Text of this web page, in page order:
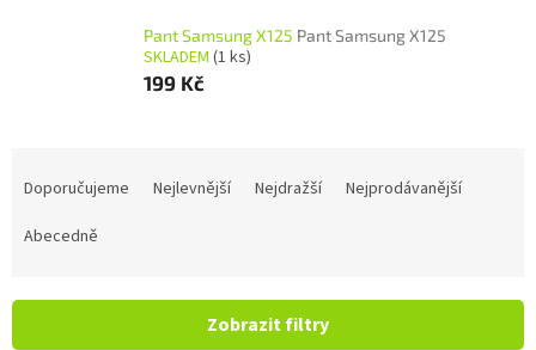
Pant Samsung X125 Pant Samsung X125
SKLADEM (1 ks)
199 Kč
Doporučujeme Nejlevnější Nejdražší
Nejprodávanější
Abecedně
Zobrazit filtry